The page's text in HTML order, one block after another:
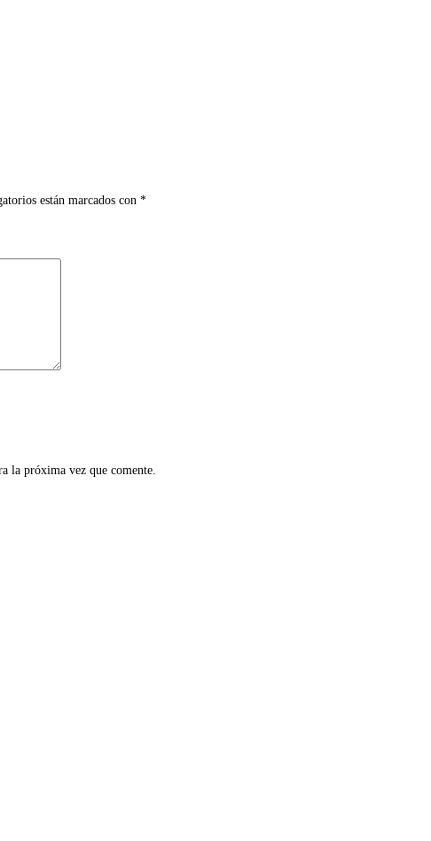
están marcados con *
la próxima vez que comente.